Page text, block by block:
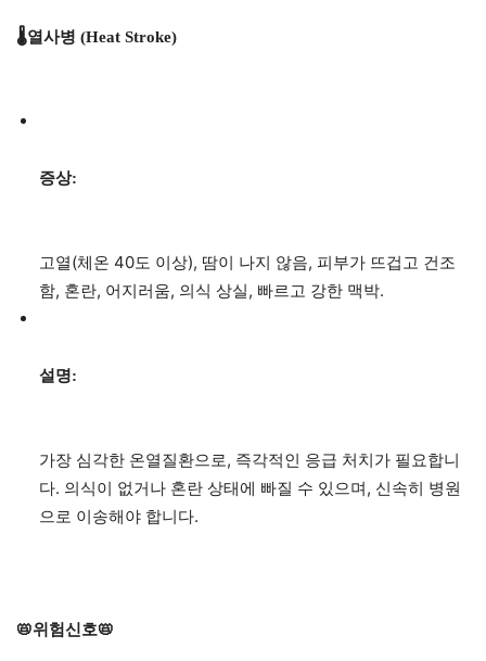
🌡️열사병 (Heat Stroke)
증상:
고열(체온 40도 이상), 땀이 나지 않음, 피부가 뜨겁고 건조
함, 혼란, 어지러움, 의식 상실, 빠르고 강한 맥박.
설명:
가장 심각한 온열질환으로, 즉각적인 응급 처치가 필요합니
다. 의식이 없거나 혼란 상태에 빠질 수 있으며, 신속히 병원
으로 이송해야 합니다.
📛위험신호📛